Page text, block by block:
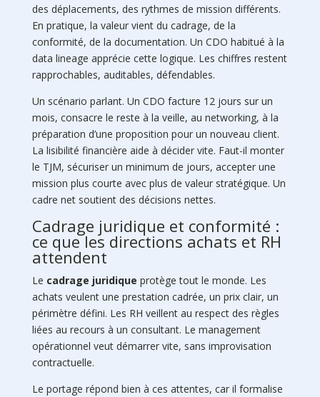
des déplacements, des rythmes de mission différents.
En pratique, la valeur vient du cadrage, de la
conformité, de la documentation. Un CDO habitué à la
data lineage apprécie cette logique. Les chiffres restent
rapprochables, auditables, défendables.
Un scénario parlant. Un CDO facture 12 jours sur un
mois, consacre le reste à la veille, au networking, à la
préparation d’une proposition pour un nouveau client.
La lisibilité financière aide à décider vite. Faut-il monter
le TJM, sécuriser un minimum de jours, accepter une
mission plus courte avec plus de valeur stratégique. Un
cadre net soutient des décisions nettes.
Cadrage juridique et conformité :
ce que les directions achats et RH
attendent
Le cadrage juridique protège tout le monde. Les
achats veulent une prestation cadrée, un prix clair, un
périmètre défini. Les RH veillent au respect des règles
liées au recours à un consultant. Le management
opérationnel veut démarrer vite, sans improvisation
contractuelle.
Le portage répond bien à ces attentes, car il formalise